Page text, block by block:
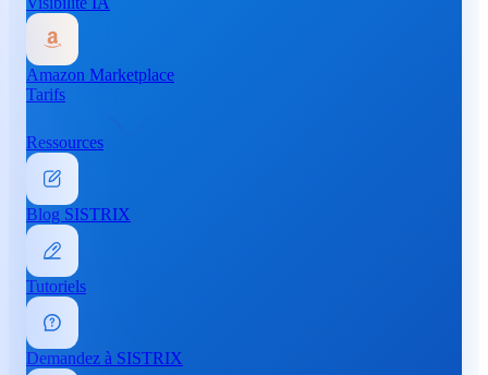
Amazon Marketplace
Tarifs
Ressources
Blog SISTRIX
Tutoriels
Demandez à SISTRIX